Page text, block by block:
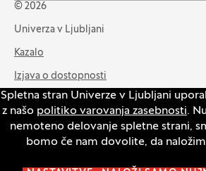
Spletna stran Univerze v Ljubljani
z našo politiko varovanja zasebnosti.
nemoteno delovanje spletne strani,
bomo če nam dovolite, da
© 2026
Univerza v Ljubljani
Kazalo
Izjava o dostopnosti
Varstvo zasebnosti in piškotkov
Intranet